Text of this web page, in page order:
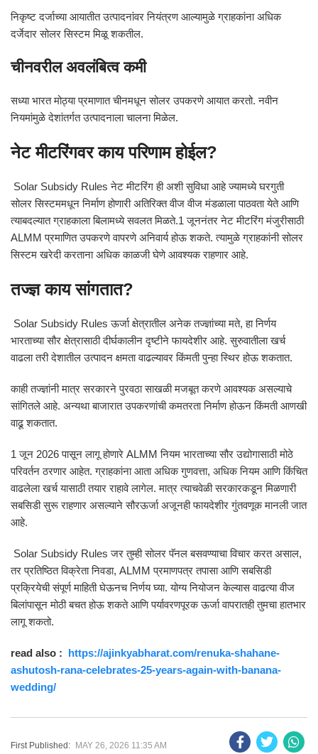
निकृष्ट दर्जाच्या आयातीत उत्पादनांवर नियंत्रण आल्यामुळे ग्राहकांना अधिक
दर्जेदार सोलर सिस्टम मिळू शकतील.
चीनवरील अवलंबित्व कमी
सध्या भारत मोठ्या प्रमाणात चीनमधून सोलर उपकरणे आयात करतो. नवीन
नियमांमुळे देशांतर्गत उत्पादनाला चालना मिळेल.
नेट मीटरिंगवर काय परिणाम होईल?
Solar Subsidy Rules नेट मीटरिंग ही अशी सुविधा आहे ज्यामध्ये घरगुती
सोलर सिस्टममधून निर्माण होणारी अतिरिक्त वीज वीज मंडळाला पाठवता येते आणि
त्याबदल्यात ग्राहकाला बिलामध्ये सवलत मिळते.1 जूननंतर नेट मीटरिंग मंजुरीसाठी
ALMM प्रमाणित उपकरणे वापरणे अनिवार्य होऊ शकते. त्यामुळे ग्राहकांनी सोलर
सिस्टम खरेदी करताना अधिक काळजी घेणे आवश्यक राहणार आहे.
तज्ज्ञ काय सांगतात?
Solar Subsidy Rules ऊर्जा क्षेत्रातील अनेक तज्ज्ञांच्या मते, हा निर्णय
भारताच्या सौर क्षेत्रासाठी दीर्घकालीन दृष्टीने फायदेशीर आहे. सुरुवातीला खर्च
वाढला तरी देशातील उत्पादन क्षमता वाढल्यावर किंमती पुन्हा स्थिर होऊ शकतात.
काही तज्ज्ञांनी मात्र सरकारने पुरवठा साखळी मजबूत करणे आवश्यक असल्याचे
सांगितले आहे. अन्यथा बाजारात उपकरणांची कमतरता निर्माण होऊन किंमती आणखी
वाढू शकतात.
1 जून 2026 पासून लागू होणारे ALMM नियम भारताच्या सौर उद्योगासाठी मोठे
परिवर्तन ठरणार आहेत. ग्राहकांना आता अधिक गुणवत्ता, अधिक नियम आणि किंचित
वाढलेला खर्च यासाठी तयार राहावे लागेल. मात्र त्याचवेळी सरकारकडून मिळणारी
सबसिडी सुरू राहणार असल्याने सौरऊर्जा अजूनही फायदेशीर गुंतवणूक मानली जात
आहे.
Solar Subsidy Rules जर तुम्ही सोलर पॅनल बसवण्याचा विचार करत असाल,
तर प्रतिष्ठित विक्रेता निवडा, ALMM प्रमाणपत्र तपासा आणि सबसिडी
प्रक्रियेची संपूर्ण माहिती घेऊनच निर्णय घ्या. योग्य नियोजन केल्यास वाढत्या वीज
बिलांपासून मोठी बचत होऊ शकते आणि पर्यावरणपूरक ऊर्जा वापरातही तुमचा हातभार
लागू शकतो.
read also : https://ajinkyabharat.com/renuka-shahane-
ashutosh-rana-celebrates-25-years-again-with-banana-
wedding/
First Published: MAY 26, 2026 11:35 AM